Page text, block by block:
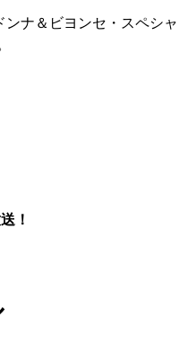
ナ＆ビヨンセ・スペシャ
！